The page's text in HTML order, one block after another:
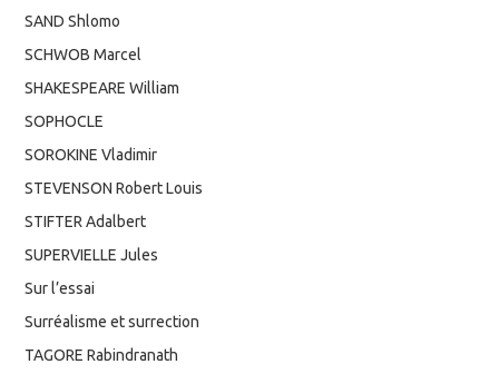
SAND Shlomo
SCHWOB Marcel
SHAKESPEARE William
SOPHOCLE
SOROKINE Vladimir
STEVENSON Robert Louis
STIFTER Adalbert
SUPERVIELLE Jules
Sur l’essai
Surréalisme et surrection
TAGORE Rabindranath